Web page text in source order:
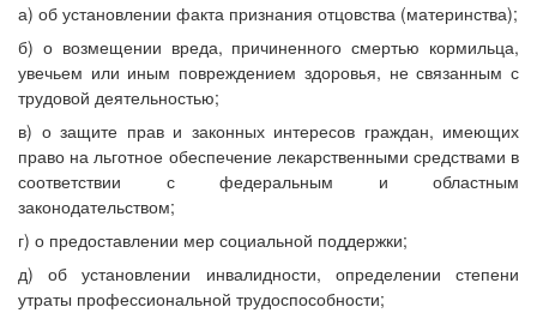
а) об установлении факта признания отцовства (материнства);
б) о возмещении вреда, причиненного смертью кормильца,
увечьем или иным повреждением здоровья, не связанным с
трудовой деятельностью;
в) о защите прав и законных интересов граждан, имеющих
право на льготное обеспечение лекарственными средствами в
соответствии с федеральным и областным
законодательством;
г) о предоставлении мер социальной поддержки;
д) об установлении инвалидности, определении степени
утраты профессиональной трудоспособности;